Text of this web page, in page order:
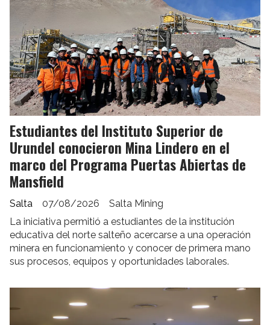
Estudiantes del Instituto Superior de
Urundel conocieron Mina Lindero en el
marco del Programa Puertas Abiertas de
Mansfield
Salta Mining
Salta
07/08/2026
La iniciativa permitió a estudiantes de la institución
educativa del norte salteño acercarse a una operación
minera en funcionamiento y conocer de primera mano
sus procesos, equipos y oportunidades laborales.